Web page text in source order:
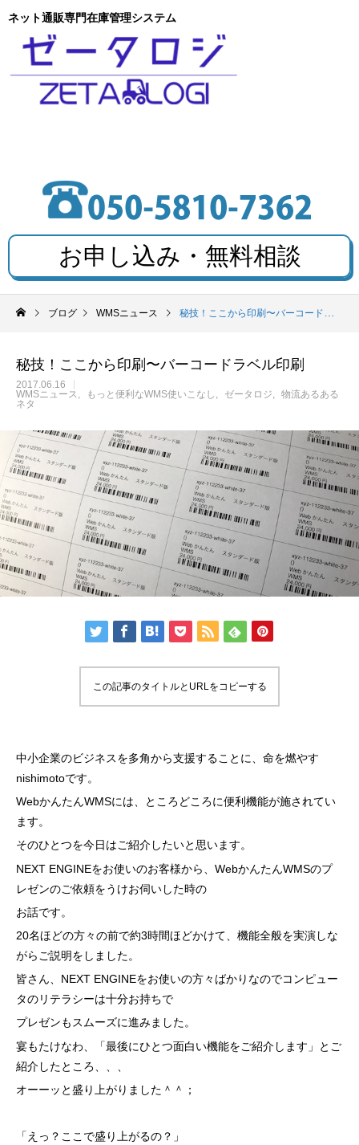
ネット通販専門在庫管理システム
お申し込み・無料相談
ブログ WMSニュース 秘技！ここから印刷〜バーコードラベル印刷
秘技！ここから印刷〜バーコードラベル印刷
2017.06.16
WMSニュース
もっと便利なWMS使いこなし ゼータロジ
物流あるある
ネタ
この記事のタイトルとURLをコピーする
中小企業のビジネスを多角から支援することに、命を燃やす
nishimotoです。
WebかんたんWMSには、ところどころに便利機能が施されてい
ます。
そのひとつを今日はご紹介したいと思います。
NEXT ENGINEをお使いのお客様から、WebかんたんWMSのプ
レゼンのご依頼をうけお伺いした時の
お話です。
20名ほどの方々の前で約3時間ほどかけて、機能全般を実演しな
がらご説明をしました。
皆さん、NEXT ENGINEをお使いの方々ばかりなのでコンピュー
タのリテラシーは十分お持ちで
プレゼンもスムーズに進みました。
宴もたけなわ、「最後にひとつ面白い機能をご紹介します」とご
紹介したところ、、、
オーーッと盛り上がりました＾＾；
「えっ？ここで盛り上がるの？」